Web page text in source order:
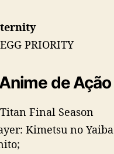
PRIORITY
de Ação
Final Season
Kimetsu no